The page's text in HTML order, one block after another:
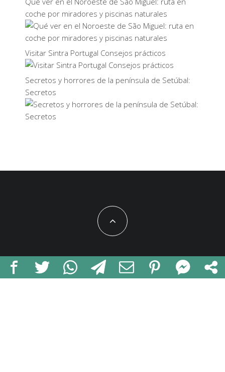
coche por miradores y piscinas naturales
Visitar Sintra Portugal Consejos prácticos
Secretos y horrores de la península de Setúbal:
Secretos